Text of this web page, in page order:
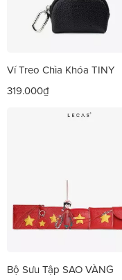
Ví Treo Chìa Khóa TINY
319.000₫
Bộ Sưu Tập SAO VÀNG